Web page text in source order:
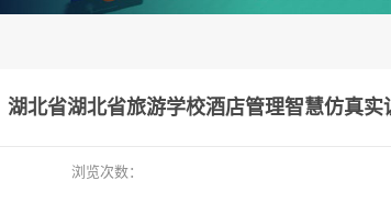
湖北省湖北省旅游学校酒店管理智慧仿真实
浏览次数：